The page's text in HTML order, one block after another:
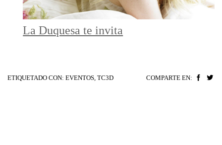
La Duquesa te invita
ETIQUETADO CON: EVENTOS TC3D COMPARTE EN: